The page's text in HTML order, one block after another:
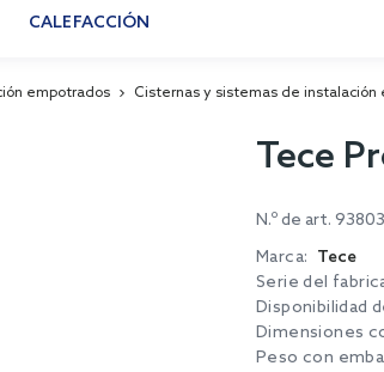
CALEFACCIÓN
empotrados Cisternas y sistemas de instalación
Tece
N.º de art.
Marca: Tece
Serie del
Disponibilidad
Dimensiones
Peso con